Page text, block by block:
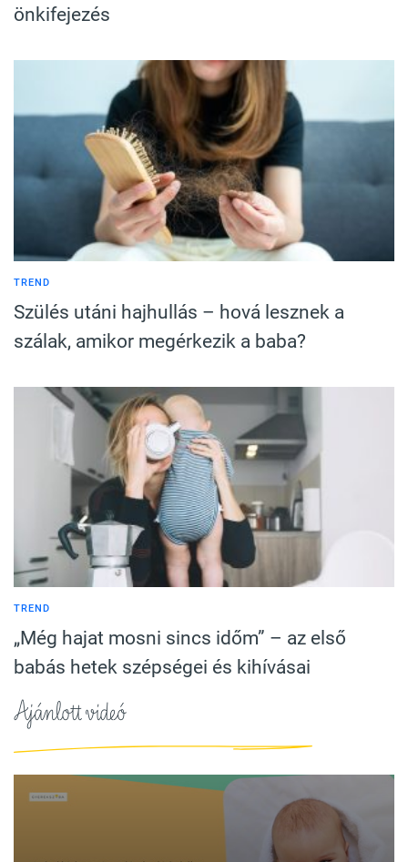
önkifejezés
TREND
Szülés utáni hajhullás – hová lesznek a
szálak, amikor megérkezik a baba?
TREND
„Még hajat mosni sincs időm” – az első
babás hetek szépségei és kihívásai
Ajánlott videó